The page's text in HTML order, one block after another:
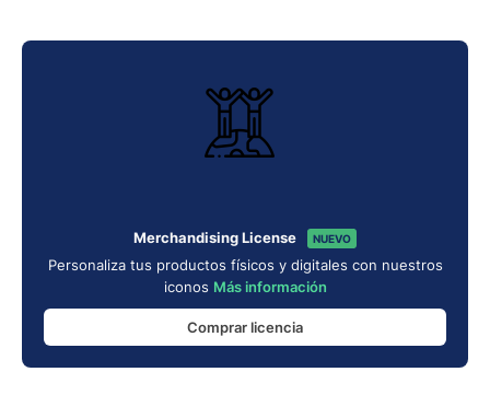
Merchandising License NUEVO
Personaliza tus productos físicos y digitales con nuestros
iconos Más información
Comprar licencia